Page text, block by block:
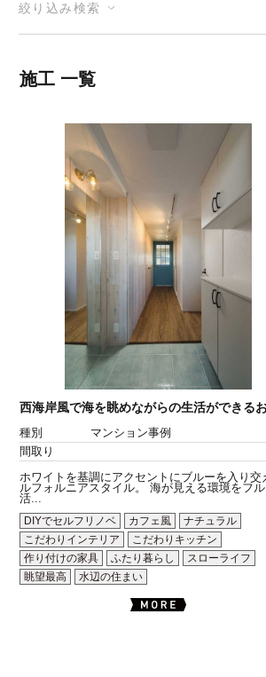
絞り込み検索
施工 一覧
西海岸風で海を眺めながらの生活ができる
種別
マンション事例
間取り
ホワイトを基調にアクセントにブルーを入り交
ルフォルニアスタイル。 海が見える環境をフ
活...
DIYでセルフリノベ
カフェ風
ナチュラル
こだわりインテリア
こだわりキッチン
作り付けの家具
ふたり暮らし
スローライフ
眺望最高
水辺の住まい